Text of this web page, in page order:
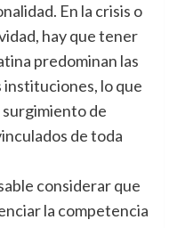
En la crisis o
hay que tener
predominan las
instituciones, lo que
surgimiento de
de toda
considerar que
la competencia